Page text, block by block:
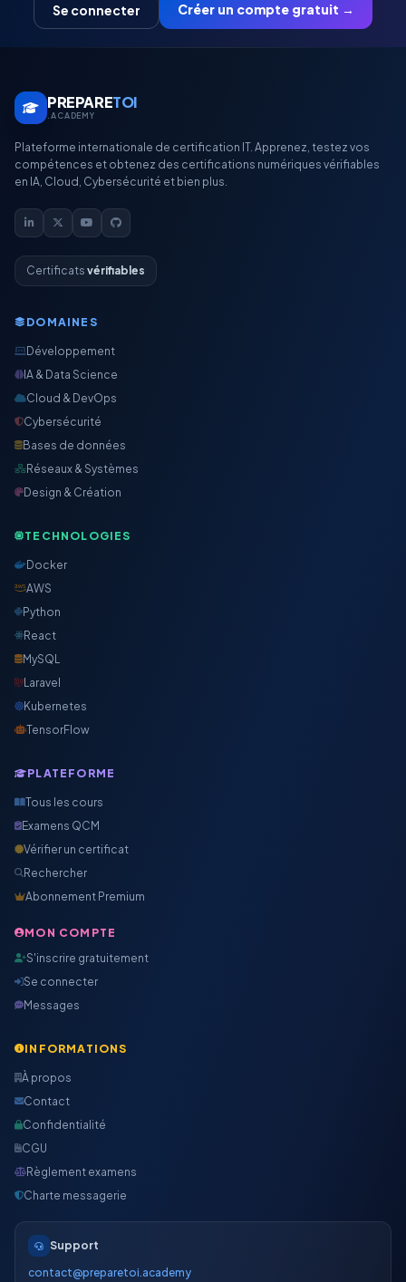
Se connecter
Créer un compte gratuit →
PREPARETOI
.ACADEMY
Plateforme internationale de certification IT. Apprenez, testez vos
compétences et obtenez des certifications numériques vérifiables
en IA, Cloud, Cybersécurité et bien plus.
Certificats vérifiables
DOMAINES
Développement
IA & Data Science
Cloud & DevOps
Cybersécurité
Bases de données
Réseaux & Systèmes
Design & Création
TECHNOLOGIES
Docker
AWS
Python
React
MySQL
Laravel
Kubernetes
TensorFlow
PLATEFORME
Tous les cours
Examens QCM
Vérifier un certificat
Rechercher
Abonnement Premium
MON COMPTE
S'inscrire gratuitement
Se connecter
Messages
INFORMATIONS
À propos
Contact
Confidentialité
CGU
Règlement examens
Charte messagerie
Support
contact@preparetoi.academy